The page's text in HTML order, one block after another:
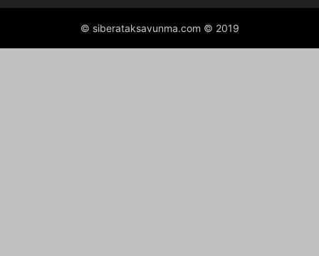
© siberataksavunma.com © 2019